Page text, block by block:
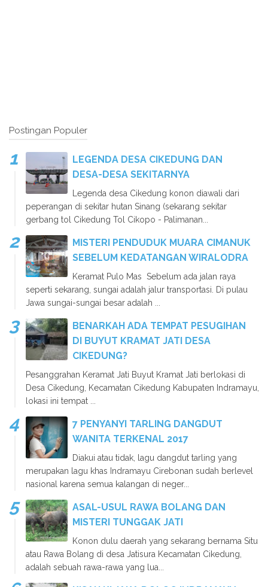
Postingan Populer
LEGENDA DESA CIKEDUNG DAN
DESA-DESA SEKITARNYA
Legenda desa Cikedung konon diawali dari
peperangan di sekitar hutan Sinang (sekarang sekitar
gerbang tol Cikedung Tol Cikopo - Palimanan...
MISTERI PENDUDUK MUARA CIMANUK
SEBELUM KEDATANGAN WIRALODRA
Keramat Pulo Mas Sebelum ada jalan raya
seperti sekarang, sungai adalah jalur transportasi. Di pulau
Jawa sungai-sungai besar adalah ...
BENARKAH ADA TEMPAT PESUGIHAN
DI BUYUT KRAMAT JATI DESA
CIKEDUNG?
Pesanggrahan Keramat Jati Buyut Kramat Jati berlokasi di
Desa Cikedung, Kecamatan Cikedung Kabupaten Indramayu,
lokasi ini tempat ...
7 PENYANYI TARLING DANGDUT
WANITA TERKENAL 2017
Diakui atau tidak, lagu dangdut tarling yang
merupakan lagu khas Indramayu Cirebonan sudah berlevel
nasional karena semua kalangan di neger...
ASAL-USUL RAWA BOLANG DAN
MISTERI TUNGGAK JATI
Konon dulu daerah yang sekarang bernama Situ
atau Rawa Bolang di desa Jatisura Kecamatan Cikedung,
adalah sebuah rawa-rawa yang lua...